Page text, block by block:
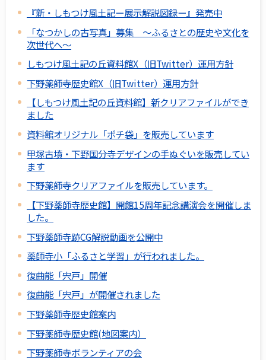
『新・しもつけ風土記ー展示解説図録ー』発売中
「なつかしの古写真」募集 ～ふるさとの歴史や文化を
次世代へ～
しもつけ風土記の丘資料館X（旧Twitter）運用方針
下野薬師寺歴史館X（旧Twitter）運用方針
【しもつけ風土記の丘資料館】新クリアファイルができ
ました
資料館オリジナル「ポチ袋」を販売しています
甲塚古墳・下野国分寺デザインの手ぬぐいを販売してい
ます
下野薬師寺クリアファイルを販売しています。
【下野薬師寺歴史館】開館15周年記念講演会を開催しま
した。
下野薬師寺跡CG解説動画を公開中
薬師寺小「ふるさと学習」が行われました。
復曲能「宍戸」開催
復曲能「宍戸」が開催されました
下野薬師寺歴史館案内
下野薬師寺歴史館(地図案内）
下野薬師寺ボランティアの会